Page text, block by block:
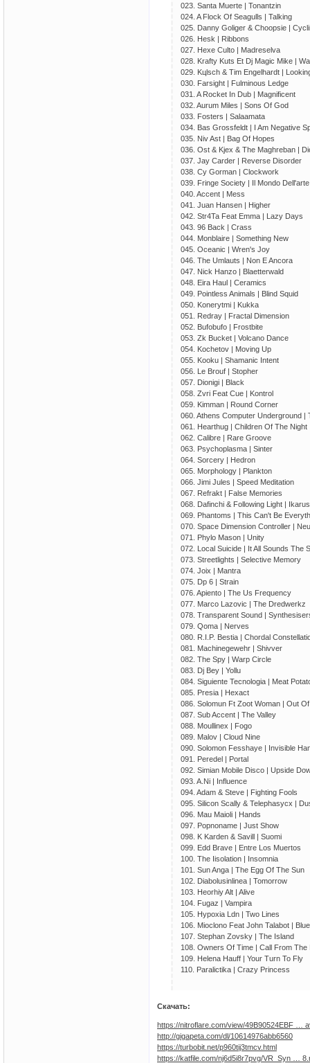
023. Santa Muerte | Tonantzin
024. A Flock Of Seagulls | Talking
025. Danny Goliger & Choopsie |
026. Hesk | Ribbons
027. Hexe Culto | Madreselva
028. Krafty Kuts Et Dj Magic Mike |
029. Kцlsch & Tim Engelhardt |
030. Farsight | Fulminous Ledge
031. A Rocket In Dub | Magnificent
032. Aurum Miles | Sons Of God
033. Fosters | Salaamata
034. Bas Grossfeldt | I Am Negative
035. Niv Ast | Bag Of Hopes
036. Ost & Kjex & The Maghreban |
037. Jay Carder | Reverse Disorder
038. Cy Gorman | Clockwork
039. Fringe Society | Il Mondo Dell'arte
040. Accent | Mess
041. Juan Hansen | Higher
042. Str4Ta Feat Emma | Lazy Days
043. 96 Back | Crass
044. Monblaire | Something New
045. Oceanic | Wren's Joy
046. The Umlauts | Non E Ancora
047. Nick Hanzo | Blaetterwald
048. Eira Haul | Ceramics
049. Pointless Animals | Blind Squid
050. Konerytmi | Kukka
051. Redray | Fractal Dimension
052. Bufobufo | Frostbite
053. Zk Bucket | Volcano Dance
054. Kochetov | Moving Up
055. Kooku | Shamanic Intent
056. Le Brouf | Stopher
057. Dionigi | Black
058. Zvri Feat Cue | Kontrol
059. Kimman | Round Corner
060. Athens Computer Underground |
061. Hearthug | Children Of The Night
062. Calibre | Rare Groove
063. Psychoplasma | Sinter
064. Sorcery | Hedron
065. Morphology | Plankton
066. Jimi Jules | Speed Meditation
067. Refrakt | False Memories
068. Dafinchi & Following Light | Ikarus
069. Phantoms | This Can't Be
070. Space Dimension Controller |
071. Phylo Mason | Unity
072. Local Suicide | It All Sounds The
073. Streetlights | Selective Memory
074. Joix | Mantra
075. Dp 6 | Strain
076. Apiento | The Us Frequency
077. Marco Lazovic | The Dredwerkz
078. Transparent Sound |
079. Qoma | Nerves
080. R.I.P. Bestia | Chordal
081. Machinegewehr | Shivver
082. The Spy | Warp Circle
083. Dj Bey | Yollu
084. Siguiente Tecnologia | Meat
085. Presia | Hexact
086. Solomun Ft Zoot Woman | Out
087. Sub Accent | The Valley
088. Moullinex | Fogo
089. Malov | Cloud Nine
090. Solomon Fesshaye | Invisible
091. Peredel | Portal
092. Simian Mobile Disco | Upside
093. A.Ni | Influence
094. Adam & Steve | Fighting Fools
095. Silicon Scally & Telephasycx |
096. Mau Maioli | Hands
097. Popnoname | Just Show
098. K Karden & Savill | Suomi
099. Edd Brave | Entre Los Muertos
100. The Iisolation | Insomnia
101. Sun Anga | The Egg Of The Sun
102. Diabolusinlinea | Tomorrow
103. Heorhiy Alt | Alive
104. Fugaz | Vampira
105. Hypoxia Ldn | Two Lines
106. Mioclono Feat John Talabot |
107. Stephan Zovsky | The Island
108. Owners Of Time | Call From The
109. Helena Hauff | Your Turn To Fly
110. Paralictika | Crazy Princess
Скачать:
https://nitroflare.com/view/49B90524EBF …
http://gigapeta.com/dl/10614976abb6560
https://turbobit.net/p960tij3tmcv.html
https://katfile.com/nj6d5i8r7pvg/VR_Syn …